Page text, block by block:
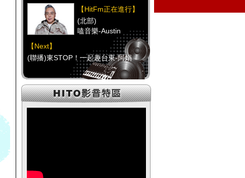
最專業《DJ推薦》好音樂千萬別錯過！
好康報報 最新優惠訊息都在這！
【HitFm正在進行】
(北部)
嗑音樂-Austin
【Next】
(聯播)東STOP！一起趣台東-阿娟
【HitFm正在進行】
(中部)